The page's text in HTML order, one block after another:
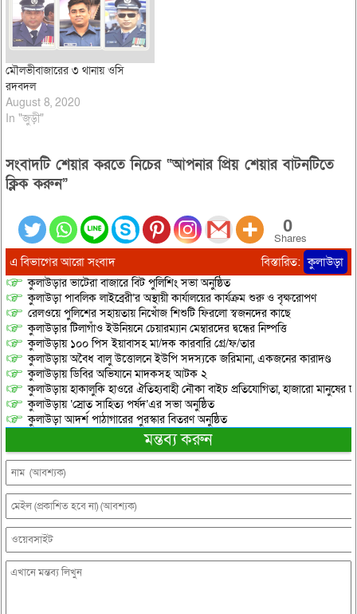
মৌলভীবাজারের ৩ থানায় ওসি
রদবদল
August 8, 2020
In "জুড়ী"
সংবাদটি শেয়ার করতে নিচের “আপনার প্রিয় শেয়ার বাটনটিতে
ক্লিক করুন”
0
Shares
এ বিভাগের আরো সংবাদ বিস্তারিত: কুলাউড়া
কুলাউড়ার ভাটেরা বাজারে বিট পুলিশিং সভা অনুষ্ঠিত
কুলাউড়া পাবলিক লাইব্রেরী’র অস্থায়ী কার্যালয়ের কার্যক্রম শুরু ও বৃক্ষরোপণ
রেলওয়ে পুলিশের সহায়তায় নিখোঁজ শিশুটি ফিরলো স্বজনদের কাছে
কুলাউড়ার টিলাগাঁও ইউনিয়নে চেয়ারম্যান মেম্বারদের দ্বন্ধের নিষ্পত্তি
কুলাউড়ায় ১০০ পিস ইয়াবাসহ মা/দক কারবারি গ্রে/ফ/তার
কুলাউড়ায় অবৈধ বালু উত্তোলনে ইউপি সদস্যকে জরিমানা, একজনের কারাদণ্ড
কুলাউড়ায় ডিবির অভিযানে মাদকসহ আটক ২
কুলাউড়ায় হাকালুকি হাওরে ঐতিহ্যবাহী নৌকা বাইচ প্রতিযোগিতা, হাজারো মানুষের
কুলাউড়ায় ‘স্রোত সাহিত্য পর্ষদ’এর সভা অনুষ্ঠিত
কুলাউড়া আদর্শ পাঠাগারের পুরস্কার বিতরণ অনুষ্ঠিত
মন্তব্য করুন